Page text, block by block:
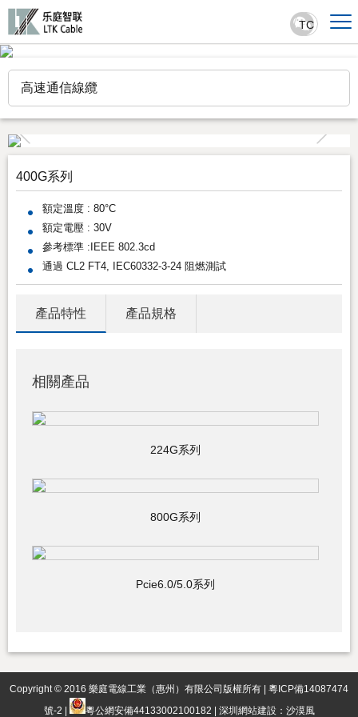
TC
高速通信線纜
400G系列
額定溫度 : 80°C
額定電壓 : 30V
參考標準 :IEEE 802.3cd
通過 CL2 FT4, IEC60332-3-24 阻燃測試
產品特性 產品規格
相關產品
224G系列
800G系列
Pcie6.0/5.0系列
Copyright © 2016 樂庭電線工業（惠州）有限公司版權所有 | 粵ICP備14087474
號-2 | 粵公網安備44133002100182 | 深圳網站建設 ： 沙漠風